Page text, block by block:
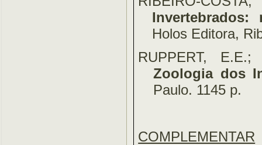
Holos Editora,
RUPPERT,
Zoologia dos
Paulo. 1145 p.
COMPLEMENTAR